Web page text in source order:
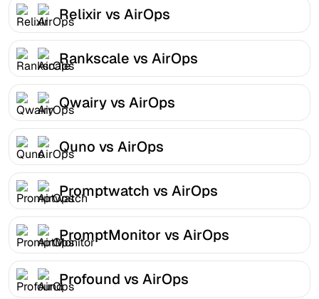
Relixir vs AirOps
Rankscale vs AirOps
Qwairy vs AirOps
Quno vs AirOps
Promptwatch vs AirOps
PromptMonitor vs AirOps
Profound vs AirOps